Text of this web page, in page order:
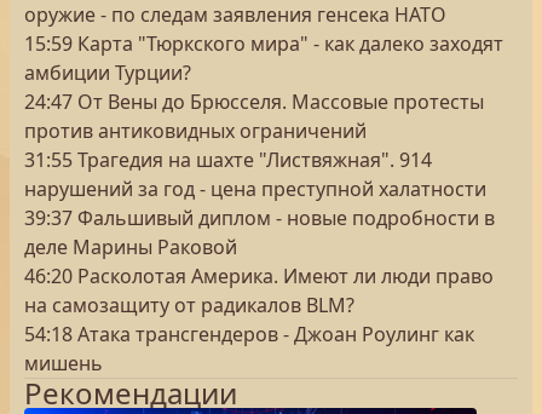
оружие - по следам заявления генсека НАТО
15:59 Карта "Тюркского мира" - как далеко заходят
амбиции Турции?
24:47 От Вены до Брюсселя. Массовые протесты
против антиковидных ограничений
31:55 Трагедия на шахте "Листвяжная". 914
нарушений за год - цена преступной халатности
39:37 Фальшивый диплом - новые подробности в
деле Марины Раковой
46:20 Расколотая Америка. Имеют ли люди право
на самозащиту от радикалов BLM?
54:18 Атака трансгендеров - Джоан Роулинг как
мишень
Рекомендации